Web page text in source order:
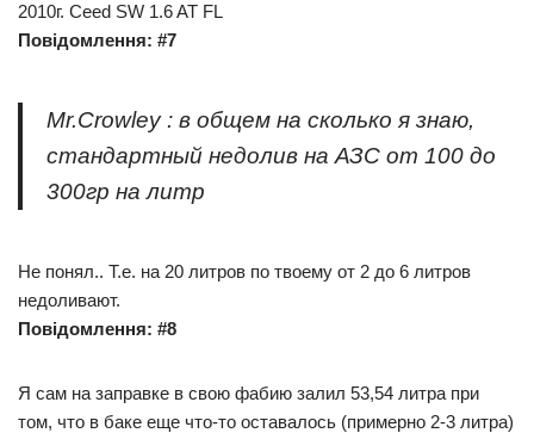
2010г. Ceed SW 1.6 AT FL
Повідомлення: #7
Mr.Crowley : в общем на сколько я знаю,
стандартный недолив на АЗС от 100 до
300гр на литр
Не понял.. Т.е. на 20 литров по твоему от 2 до 6 литров
недоливают.
Повідомлення: #8
Я сам на заправке в свою фабию залил 53,54 литра при
том, что в баке еще что-то оставалось (примерно 2-3 литра)